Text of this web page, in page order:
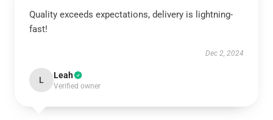
Quality exceeds expectations, delivery is lightning-
fast!
Dec 2, 2024
L Leah
Verified owner